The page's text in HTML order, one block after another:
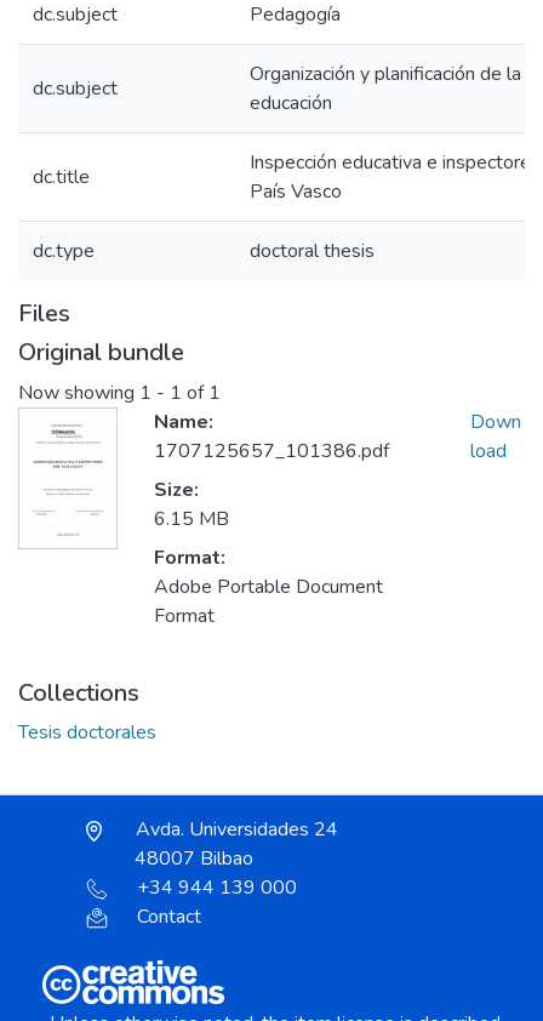
dc.subject Pedagogía
dc.subject
Organización y planificación de la
educación
dc.title
Inspección educativa e
País Vasco
dc.type doctoral thesis
Files
Original bundle
Now showing 1 - 1 of 1
Name:
1707125657_101386.pdf
Size:
6.15 MB
Format:
Adobe Portable Document
Format
Down
load
Collections
Tesis doctorales
Avda. Universidades 24
48007 Bilbao
+34 944 139 000
Contact